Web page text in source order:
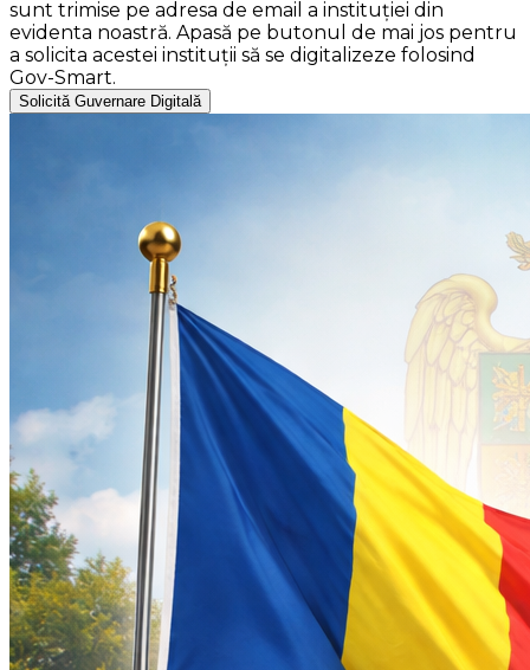
sunt trimise pe adresa de email a instituției din
evidenta noastră. Apasă pe butonul de mai jos pentru
a solicita acestei instituții să se digitalizeze folosind
Gov-Smart.
Solicită Guvernare Digitală